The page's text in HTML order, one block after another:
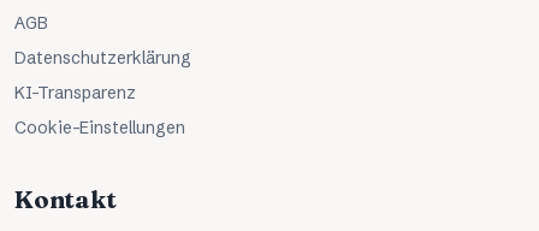
AGB
Datenschutzerklärung
KI-Transparenz
Cookie-Einstellungen
Kontakt